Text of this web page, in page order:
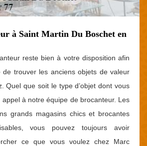
à Saint Martin Du Boschet en
reste bien à votre disposition afin
de trouver les anciens objets de valeur
Quel que soit le type d’objet dont vous
à notre équipe de brocanteur. Les
grands magasins chics et brocantes
vous pouvez toujours avoir
ce que vous voulez chez Marc